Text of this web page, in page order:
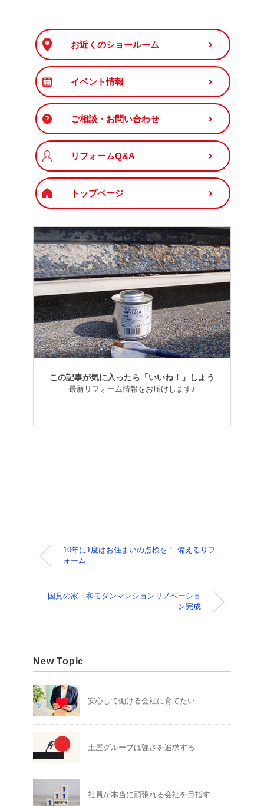
お近くのショールーム
イベント情報
ご相談・お問い合わせ
リフォームQ&A
トップページ
この記事が気に入ったら「いいね！」しよう
最新リフォーム情報をお届けします♪
10年に1度はお住まいの点検を！ 備えるリフ
ォーム
国見の家・和モダンマンションリノベーショ
ン完成
New Topic
安心して働ける会社に育てたい
土屋グループは強さを追求する
社員が本当に頑張れる会社を目指す